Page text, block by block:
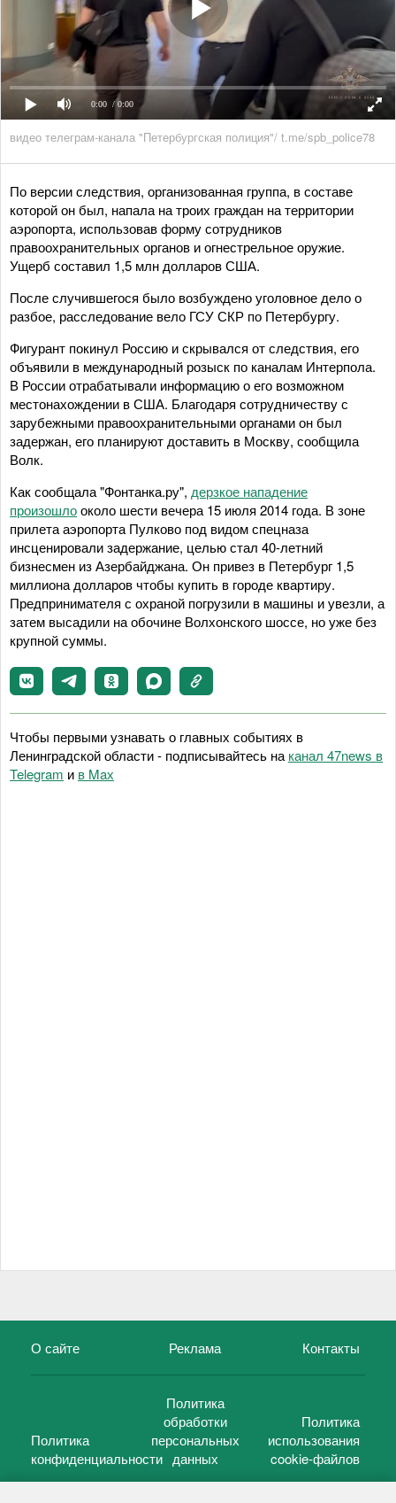
0:00 / 0:00
видео телеграм-канала "Петербургская полиция"/ t.me/spb_police78
По версии следствия, организованная группа, в составе
которой он был, напала на троих граждан на территории
аэропорта, использовав форму сотрудников
правоохранительных органов и огнестрельное оружие.
Ущерб составил 1,5 млн долларов США.
После случившегося было возбуждено уголовное дело о
разбое, расследование вело ГСУ СКР по Петербургу.
Фигурант покинул Россию и скрывался от следствия, его
объявили в международный розыск по каналам Интерпола.
В России отрабатывали информацию о его возможном
местонахождении в США. Благодаря сотрудничеству с
зарубежными правоохранительными органами он был
задержан, его планируют доставить в Москву, сообщила
Волк.
Как сообщала "Фонтанка.ру", дерзкое нападение
произошлооколо шести вечера 15 июля 2014 года. В зоне
прилета аэропорта Пулково под видом спецназа
инсценировали задержание, целью стал 40-летний
бизнесмен из Азербайджана. Он привез в Петербург 1,5
миллиона долларов чтобы купить в городе квартиру.
Предпринимателя с охраной погрузили в машины и увезли, а
затем высадили на обочине Волхонского шоссе, но уже без
крупной суммы.
Чтобы первыми узнавать о главных событиях в
Ленинградской области - подписывайтесь на канал 47news в
Telegram и в Maх
О сайте Реклама Контакты
Политика
конфиденциальности
Политика
обработки
персональных
данных
Политика
использования
cookie-файлов